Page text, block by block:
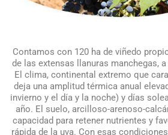
Contamos con 120 ha de viñedo
de las extensas llanuras manchegas,
El clima, continental extremo que
deja una amplitud térmica anual
invierno y el día y la noche) y días
año. El suelo, arcilloso-arenoso-
capacidad para retener nutrientes y
rápida de la uva. Con esas